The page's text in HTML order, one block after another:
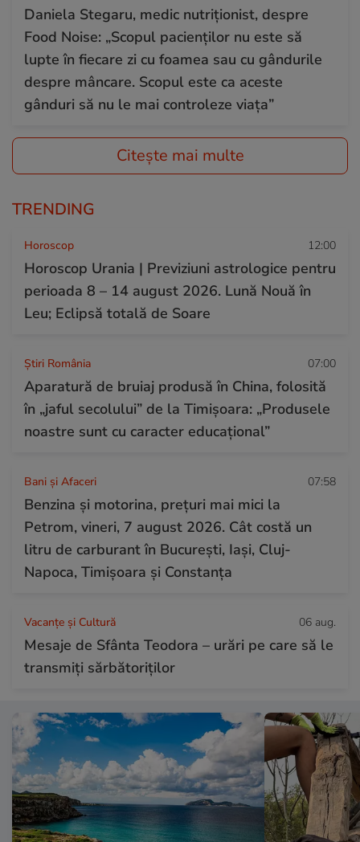
Daniela Stegaru, medic nutriționist, despre
Food Noise: „Scopul pacienților nu este să
lupte în fiecare zi cu foamea sau cu gândurile
despre mâncare. Scopul este ca aceste
gânduri să nu le mai controleze viața”
Citește mai multe
TRENDING
Horoscop 12:00
Horoscop Urania | Previziuni astrologice pentru
perioada 8 – 14 august 2026. Lună Nouă în
Leu; Eclipsă totală de Soare
Știri România 07:00
Aparatură de bruiaj produsă în China, folosită
în „jaful secolului” de la Timișoara: „Produsele
noastre sunt cu caracter educațional”
Bani și Afaceri 07:58
Benzina și motorina, prețuri mai mici la
Petrom, vineri, 7 august 2026. Cât costă un
litru de carburant în București, Iași, Cluj-
Napoca, Timișoara și Constanța
Vacanțe și Cultură 06 aug.
Mesaje de Sfânta Teodora – urări pe care să le
transmiți sărbătoriților